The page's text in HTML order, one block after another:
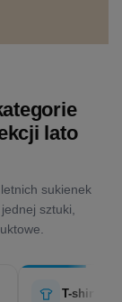
lato
sukienek
sztuki,
T-shirty